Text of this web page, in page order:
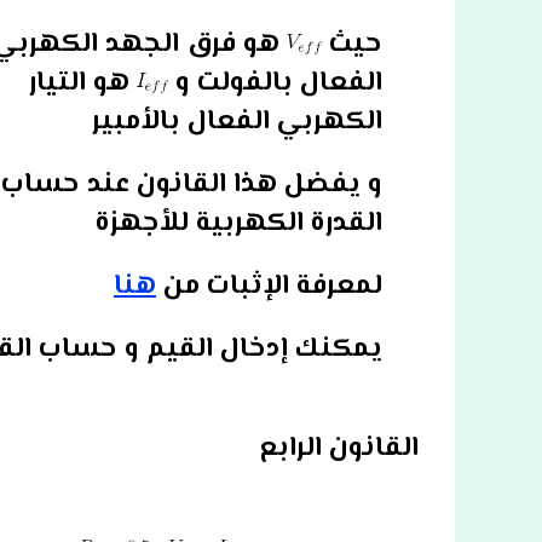
حيث
هو فرق الجهد
الفعال بالفولت و
هو التيار
الكهربي الفعال بالأمبير
و يفضل هذا القانون عند حساب
القدرة الكهربية للأجهزة
لمعرفة الإثبات منهنا
يمكنك إدخال القيم و حساب
القانون الرابع